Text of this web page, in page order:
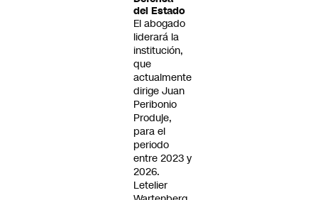
del Estado
El abogado
liderará la
institución,
que
actualmente
dirige Juan
Peribonio
Produje,
para el
periodo
entre 2023 y
2026.
Letelier